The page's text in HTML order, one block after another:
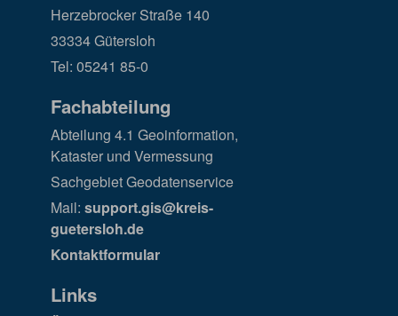
Herzebrocker Straße 140
33334 Gütersloh
Tel: 05241 85-0
Fachabteilung
Abteilung 4.1 Geoinformation,
Kataster und Vermessung
Sachgebiet Geodatenservice
Mail: support.gis@kreis-
guetersloh.de
Kontaktformular
Links